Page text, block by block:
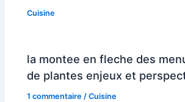
Cuisine
la montee en fleche des
de plantes enjeux et
1 commentaire /Cuisine